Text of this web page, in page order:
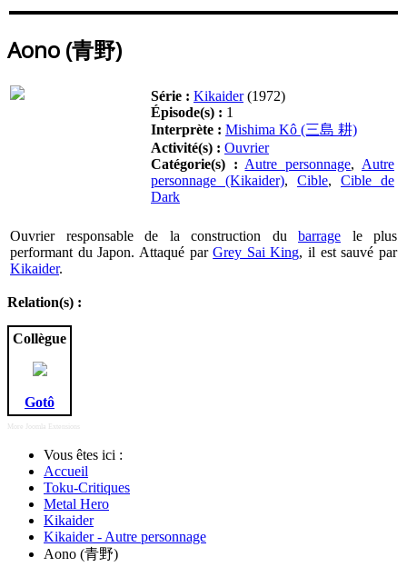
Aono (青野)
Série : Kikaider(1972)
Épisode(s) : 1
Interprète : Mishima Kô (三島 耕)
Activité(s) : Ouvrier
Catégorie(s) : Autre personnage, Autre
personnage (Kikaider), Cible, Cible de
Dark
Ouvrier responsable de la construction du barrage le plus
performant du Japon. Attaqué parGrey Sai King, il est sauvé par
Kikaider.
Relation(s) :
Collègue
Gotô
More Joomla Extensions
Vous êtes ici :
Accueil
Toku-Critiques
Metal Hero
Kikaider
Kikaider - Autre personnage
Aono (青野)